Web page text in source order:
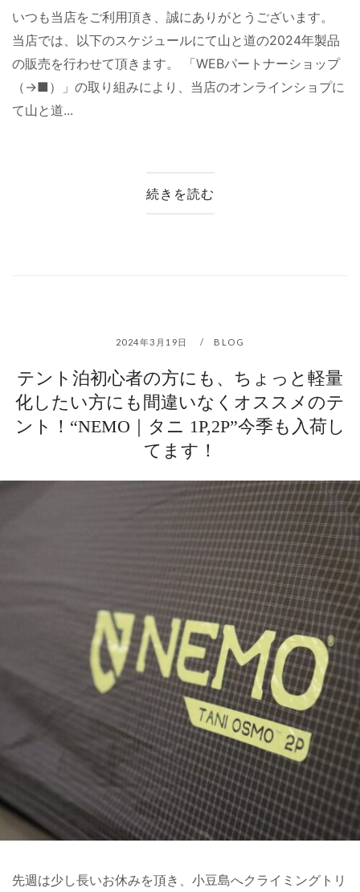
いつも当店をご利用頂き、誠にありがとうございます。
当店では、以下のスケジュールにて山と道の2024年製品
の販売を行わせて頂きます。 「WEBパートナーショップ
（→■）」の取り組みにより、当店のオンラインショプに
て山と道...
続きを読む
2024年3月19日 BLOG
テント泊初心者の方にも、ちょっと軽量
化したい方にも間違いなくオススメのテ
ント！“NEMO｜タニ 1P,2P”今季も入荷し
てます！
先週は少し長いお休みを頂き、小豆島へクライミングトリ